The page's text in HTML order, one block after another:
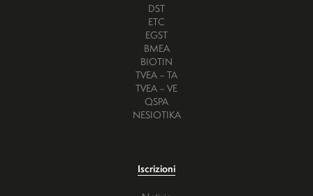
DST
ETC
EGST
BMEA
BIOTIN
TVEA – TA
TVEA – VE
QSPA
NESIOTIKA
Iscrizioni